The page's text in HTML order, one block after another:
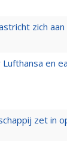
zich aan
en
zet in